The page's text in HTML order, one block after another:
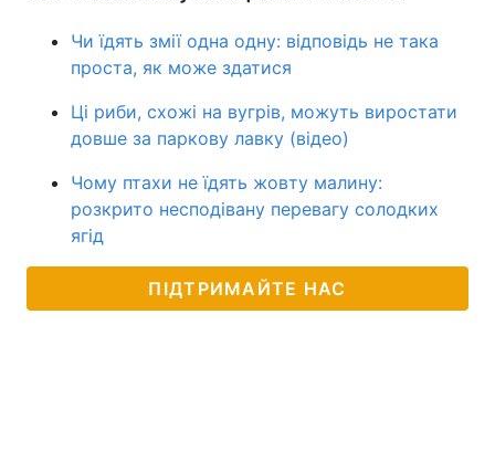
Чи їдять змії одна одну: відповідь не така
проста, як може здатися
Ці риби, схожі на вугрів, можуть виростати
довше за паркову лавку (відео)
Чому птахи не їдять жовту малину:
розкрито несподівану перевагу солодких
ягід
ПІДТРИМАЙТЕ НАС